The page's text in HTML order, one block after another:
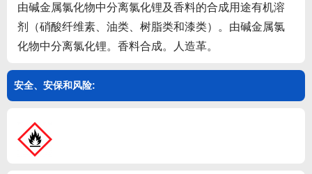
由碱金属氯化物中分离氯化锂及香料的合成用途有机溶
剂（硝酸纤维素、油类、树脂类和漆类）。由碱金属氯
化物中分离氯化锂。香料合成。人造革。
安全、安保和风险: